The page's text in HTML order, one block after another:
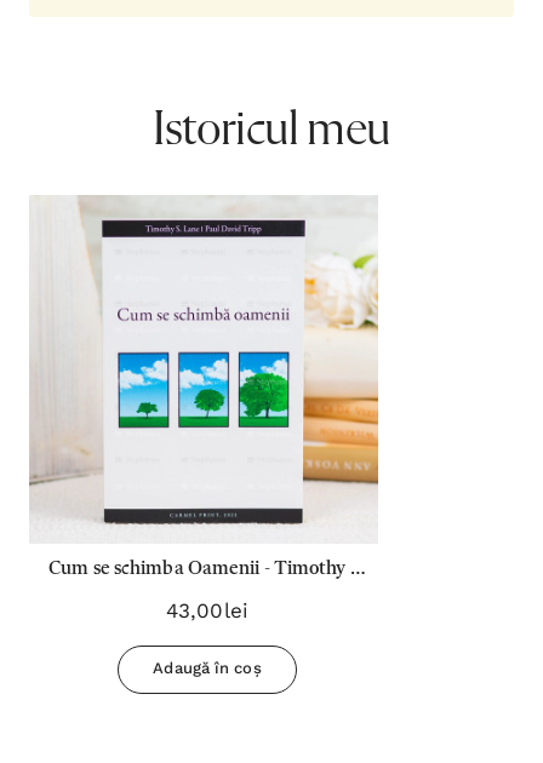
Istoricul meu
Cum se schimba Oamenii - Timothy S.
Lane & Paul David Tripp
43,00lei
Adaugă în coș